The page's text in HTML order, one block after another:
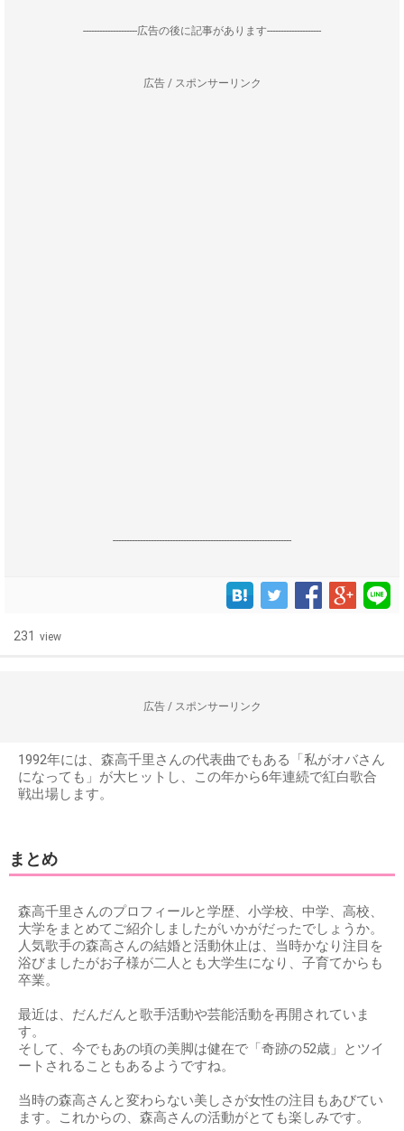
--------------------広告の後に記事があります--------------------
広告 / スポンサーリンク
------------------------------------------------------------------
231 view
広告 / スポンサーリンク
1992年には、森高千里さんの代表曲でもある「私がオバさん
になっても」が大ヒットし、この年から6年連続で紅白歌合
戦出場します。
まとめ
森高千里さんのプロフィールと学歴、小学校、中学、高校、
大学をまとめてご紹介しましたがいかがだったでしょうか。
人気歌手の森高さんの結婚と活動休止は、当時かなり注目を
浴びましたがお子様が二人とも大学生になり、子育てからも
卒業。
最近は、だんだんと歌手活動や芸能活動を再開されていま
す。
そして、今でもあの頃の美脚は健在で「奇跡の52歳」とツイ
ートされることもあるようですね。
当時の森高さんと変わらない美しさが女性の注目もあびてい
ます。これからの、森高さんの活動がとても楽しみです。